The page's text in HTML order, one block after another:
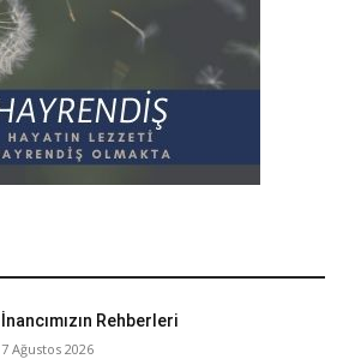
İnancımızın Rehberleri
7 Ağustos 2026